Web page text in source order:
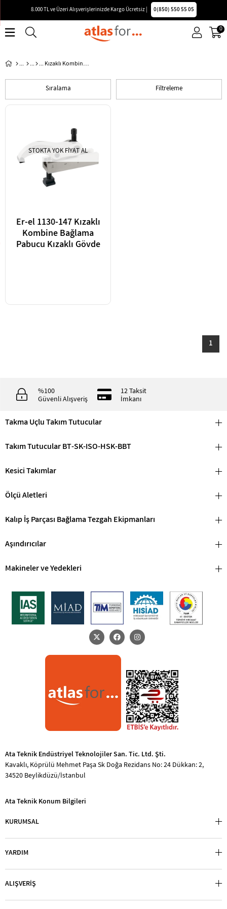
8.000 TL ve Üzeri Alışverişlerinizde Kargo Ücretsiz | 0(850) 550 55 05
0
Kızaklı Kombine Bağlama Pabuçları
Filtreleme
Sıralama
STOKTA YOK FIYAT AL
Er-el 1130-147 Kızaklı
Kombine Bağlama
Pabucu Kızaklı Gövde
1
%100
Güvenli Alışveriş
12 Taksit
İmkanı
Takma Uçlu Takım Tutucular
Takım Tutucular BT-SK-ISO-HSK-BBT
Kesici Takımlar
Ölçü Aletleri
Kalıp İş Parçası Bağlama Tezgah Ekipmanları
Aşındırıcılar
Makineler ve Yedekleri
Ata Teknik Endüstriyel Teknolojiler San. Tic. Ltd. Şti.
Kavaklı, Köprülü Mehmet Paşa Sk Doğa Rezidans No: 24 Dükkan: 2,
34520 Beylikdüzü/İstanbul
Ata Teknik Konum Bilgileri
KURUMSAL
YARDIM
ALIŞVERİŞ